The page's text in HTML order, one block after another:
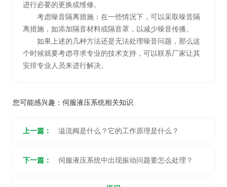
进行必要的更换或维修。
考虑噪音隔离措施：在一些情况下，可以采取噪音隔
离措施，如添加隔音材料或隔音罩，以减少噪音传播。
如果上述的几种方法还是无法处理噪音问题，那么这
个时候就要考虑寻求专业的技术支持，可以联系厂家让其
安排专业人员来进行解决。
您可能感兴趣： 伺服液压系统相关知识
上一篇： 溢流阀是什么？它的工作原理是什么？
下一篇： 伺服液压系统中出现振动问题要怎么处理？